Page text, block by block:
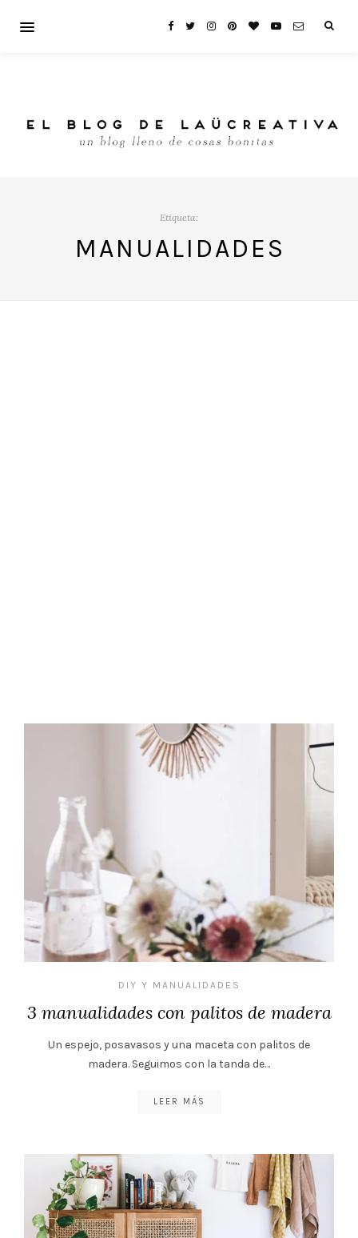
Etiqueta:
MANUALIDADES
DIY Y MANUALIDADES
3 manualidades con palitos de madera
Un espejo, posavasos y una maceta con palitos de
madera. Seguimos con la tanda de…
LEER MÁS